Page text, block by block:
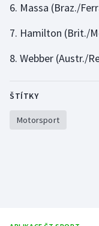
Ostatní
6. Massa (Braz./
7. Hamilton (Brit./
8. Webber (Austr./
ŠTÍTKY
Motorsport